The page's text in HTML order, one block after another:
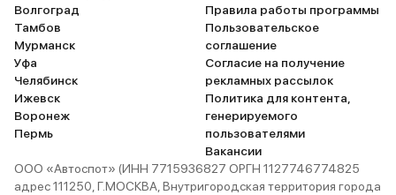
Волгоград
Тамбов
Мурманск
Уфа
Челябинск
Ижевск
Воронеж
Пермь
Правила работы программы
Пользовательское
соглашение
Согласие на получение
рекламных рассылок
Политика для контента,
генерируемого
пользователями
Вакансии
ООО «Автоспот» (ИНН 7715936827 ОРГН 1127746774825
адрес 111250, Г.МОСКВА, Внутригородская территория города